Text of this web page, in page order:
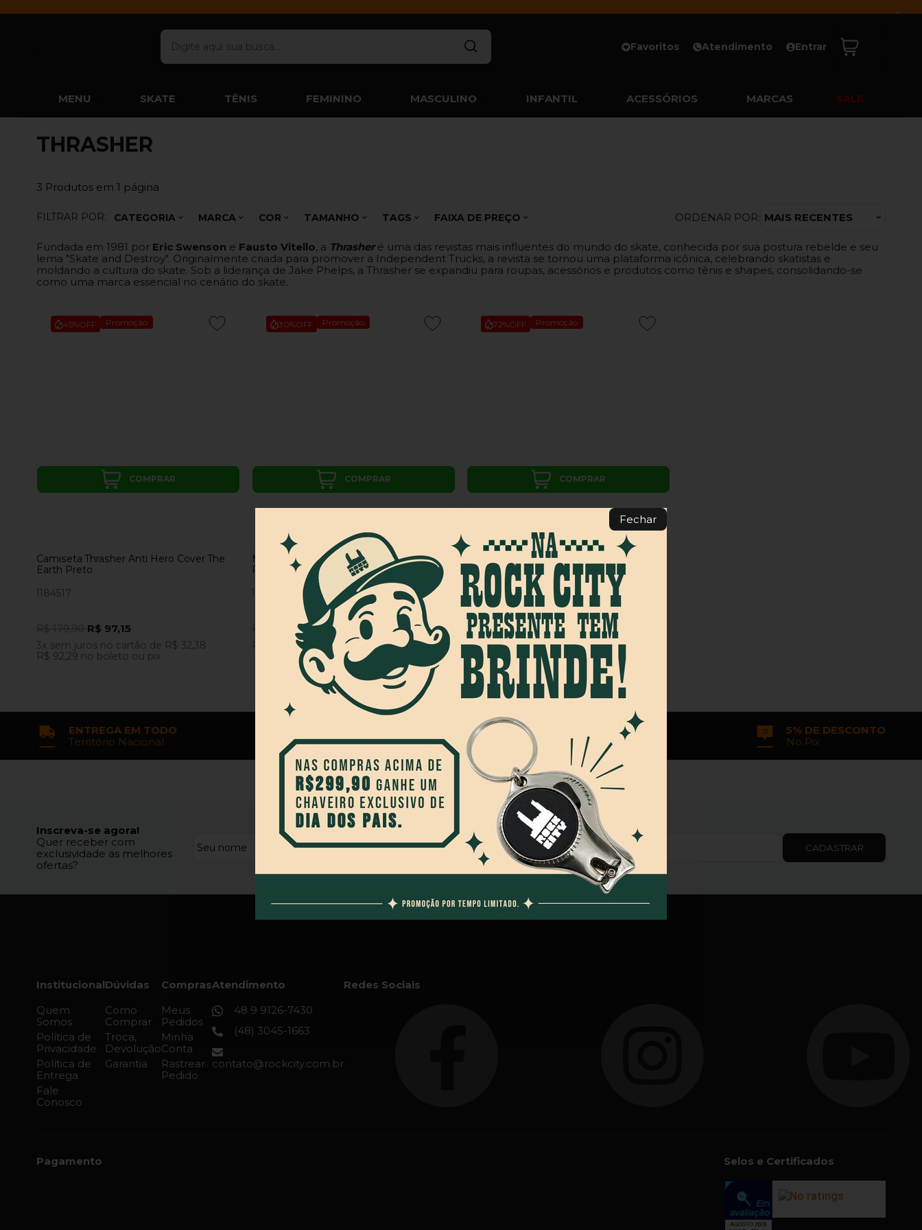
x
Favoritos Atendimento Entrar
MENU SKATE TÊNIS FEMININO MASCULINO INFANTIL ACESSÓRIOS MARCAS SALE
THRASHER
3 Produtos em 1 página
FILTRAR POR: CATEGORIA MARCA COR TAMANHO TAGS FAIXA DE PREÇO ORDENAR POR: MAIS RECENTES
Fundada em 1981 por Eric Swenson e Fausto Vitello, a Thrasheré uma das revistas mais influentes do mundo do skate, conhecida por sua postura rebelde e seu
lema "Skate and Destroy". Originalmente criada para promover a Independent Trucks, a revista se tornou uma plataforma icônica, celebrando skatistas e
moldando a cultura do skate. Sob a liderança de Jake Phelps, a Thrasher se expandiu para roupas, acessórios e produtos como tênis e shapes, consolidando-se
como uma marca essencial no cenário do skate.
45%OFF Promoção
Camiseta Thrasher Anti Hero Cover The
Earth Preto
1184517
R$ 179,90R$ 97,15
3x sem juros no cartão de R$ 32,38
R$ 92,29 no boleto ou pix
COMPRAR
30%OFF Promoção
Mini Lixa Thrasher X Santa Cruz Screaming
Flame Logo Clear 9x3 Transparente
1172838
1 vendido
R$ 49,90R$ 34,90
R$ 33,15 no boleto ou pix
COMPRAR
72%OFF Promoção
Calça Thrasher Skategoat Jogger
Moletinho Feminina Branco
1164695 | 2 vendidos
R$ 219,90R$ 59,90
2x sem jurosno cartãodeR$ 29,95
R$ 56,90 no boleto ou pix
COMPRAR
ENTREGA EM TODO
Território Nacional
Confira o Regulamento
PARCELAMENTO
No Cartão de Crédito
5% DE DESCONTO
No Pix
Inscreva-se agora!
Quer receber com
exclusividade as melhores
ofertas?
CADASTRAR
Institucional
Quem
Somos
Política de
Privacidade
Política de
Entrega
Fale
Conosco
Dúvidas
Como
Comprar
Troca,
Devolução
Garantia
Compras
Meus
Pedidos
Minha
Conta
Rastrear
Pedido
Atendimento
48 9 9126-7430
(48) 3045-1663
contato@rockcity.com.br
Redes Sociais
Pagamento Selos e Certificados
Fechar